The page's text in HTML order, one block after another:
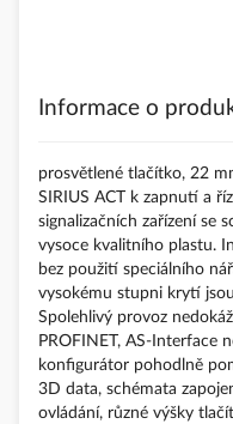
galerie
Informace o
prosvětlené tlačítko, 22
SIRIUS ACT k zapnutí a
signalizačních zařízení se
vysoce kvalitního plastu.
bez použití speciálního
vysokému stupni krytí
Spolehlivý provoz
PROFINET, AS-Interface
konfigurátor pohodlně
3D data, schémata
ovládání, různé výšky